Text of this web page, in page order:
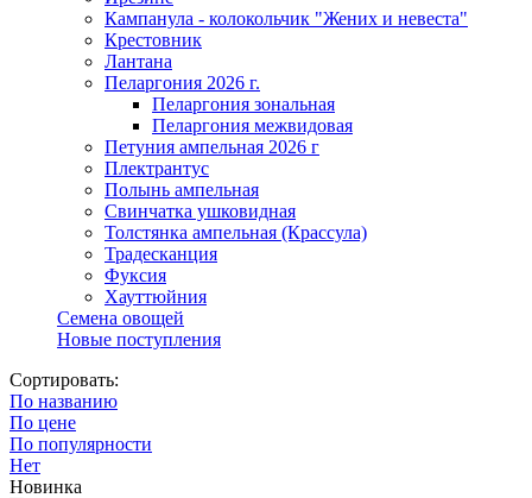
Кампанула - колокольчик "Жених и невеста"
Крестовник
Лантана
Пеларгония 2026 г.
Пеларгония зональная
Пеларгония межвидовая
Петуния ампельная 2026 г
Плектрантус
Полынь ампельная
Свинчатка ушковидная
Толстянка ампельная (Крассула)
Традесканция
Фуксия
Хауттюйния
Семена овощей
Новые поступления
Сортировать:
По названию
По цене
По популярности
Нет
Новинка